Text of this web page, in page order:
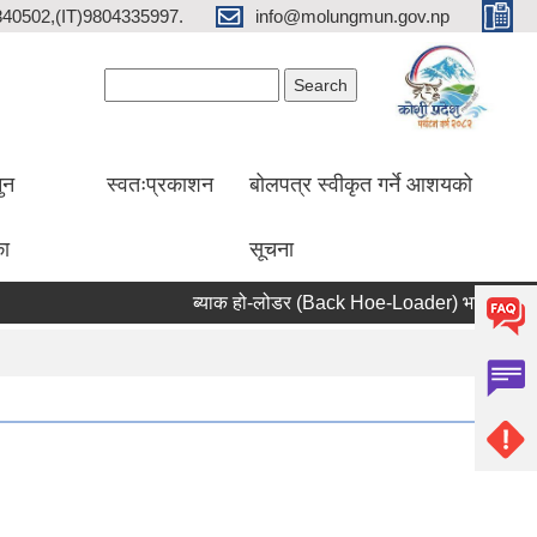
info@molungmun.gov.np
स्वतःप्रकाशन बोलपत्र स्वीकृत गर्ने आशयको
सूचना
ब्याक हो-लोडर (Back Hoe-Loader) भाडामा लिने